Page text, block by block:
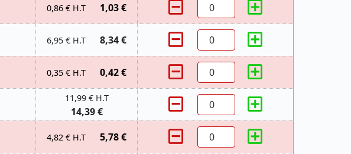
0,86 € H.T 1,03 €
6,95 € H.T 8,34 €
0,35 € H.T 0,42 €
11,99 € H.T
14,39 €
4,82 € H.T 5,78 €